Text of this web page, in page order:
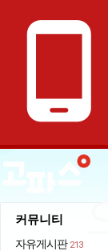
phone_android
커뮤니티
자유게시판 213